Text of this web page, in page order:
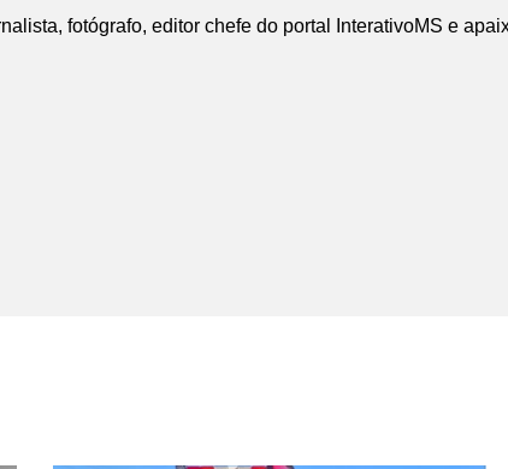
fotógrafo, editor chefe do portal InterativoMS e